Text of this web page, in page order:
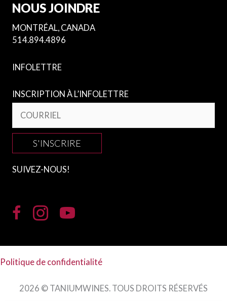
NOUS JOINDRE
MONTRÉAL, CANADA
514.894.4896
INFOLETTRE
INSCRIPTION À L’INFOLETTRE
S'INSCRIRE
SUIVEZ-NOUS!
Politique de confidentialité
2026 © TANIUMWINES. TOUS DROITS RÉSERVÉS